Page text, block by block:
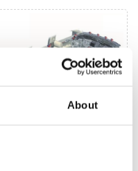
About